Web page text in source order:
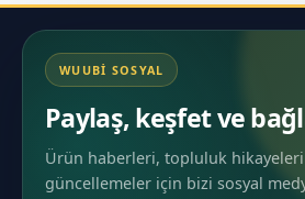
WUUBI SOSYAL
Paylaş, keşfet ve
Ürün haberleri, topluluk
güncellemeler için bizi sosyal